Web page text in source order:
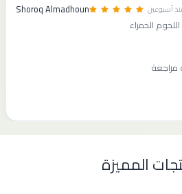
Shoroq Almadhoun أسبوعين
الحمراء
مراجعة
المميزة